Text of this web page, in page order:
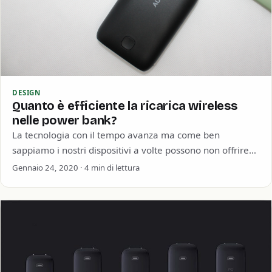
DESIGN
Quanto è efficiente la ricarica wireless
nelle power bank?
La tecnologia con il tempo avanza ma come ben
sappiamo i nostri dispositivi a volte possono non offrire
grandi prestazioni dal lato…
Gennaio 24, 2020 · 4 min di lettura